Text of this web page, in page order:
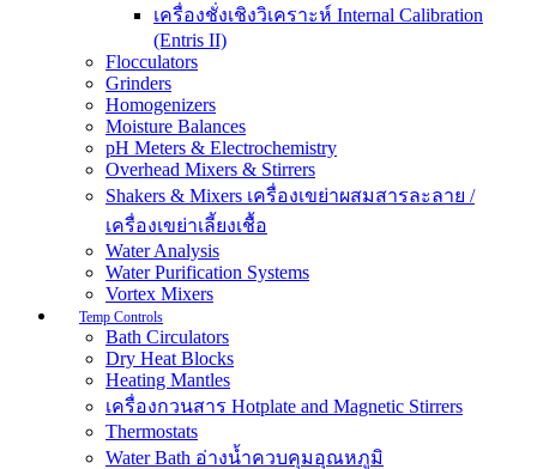
เครื่องชั่งเชิงวิเคราะห์ Internal Calibration
(Entris II)
Flocculators
Grinders
Homogenizers
Moisture Balances
pH Meters & Electrochemistry
Overhead Mixers & Stirrers
Shakers & Mixers เครื่องเขย่าผสมสารละลาย /
เครื่องเขย่าเลี้ยงเชื้อ
Water Analysis
Water Purification Systems
Vortex Mixers
Temp Controls
Bath Circulators
Dry Heat Blocks
Heating Mantles
เครื่องกวนสาร Hotplate and Magnetic Stirrers
Thermostats
Water Bath อ่างน้ำควบคุมอุณหภูมิ